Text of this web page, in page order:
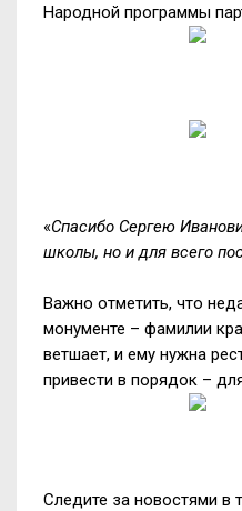
Народной программы
«Спасибо Сергею
школы, но и для всего
Важно отметить, что
монументе – фамилии
ветшает, и ему нужна
привести в порядок –
Следите за новостями в